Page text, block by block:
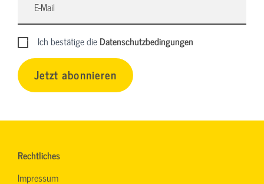
Ich bestätige dieDatenschutzbedingungen
Jetzt abonnieren
Rechtliches
Impressum